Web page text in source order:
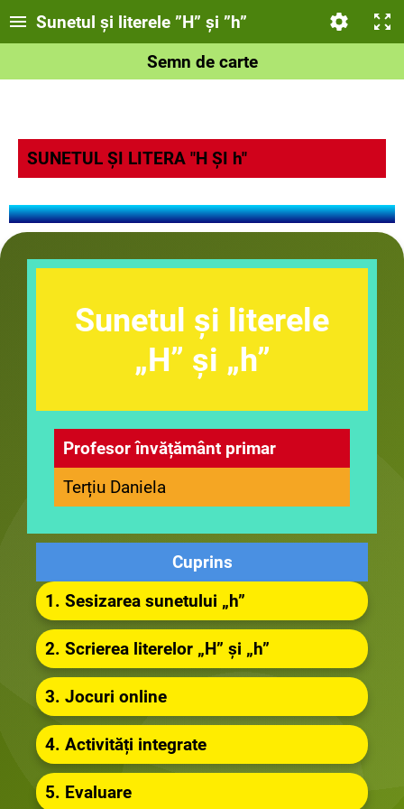
Sunetul și literele ”H” și ”h”
Semn de carte
SUNETUL ȘI LITERA "H ȘI h"
Sunetul și literele
„H” și „h”
Profesor învățământ primar
Terțiu Daniela
Cuprins
1. Sesizarea sunetului „h”
2. Scrierea literelor „H” și „h”
3. Jocuri online
4. Activități integrate
5. Evaluare